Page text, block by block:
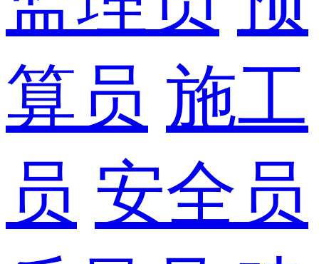
算员 施工
员 安全员